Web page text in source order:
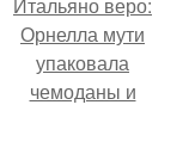
Орнелла мути
упаковала
чемоданы и